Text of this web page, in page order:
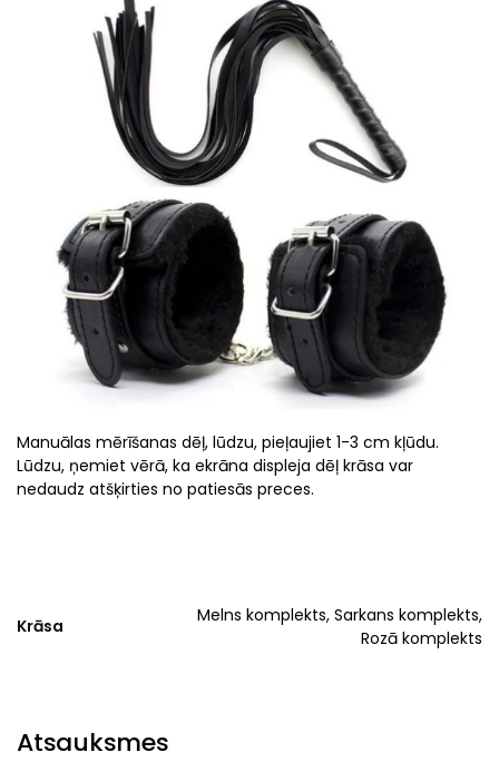
Manuālas mērīšanas dēļ, lūdzu, pieļaujiet 1-3 cm kļūdu.
Lūdzu, ņemiet vērā, ka ekrāna displeja dēļ krāsa var
nedaudz atšķirties no patiesās preces.
Krāsa
Melns komplekts, Sarkans komplekts,
Rozā komplekts
Atsauksmes